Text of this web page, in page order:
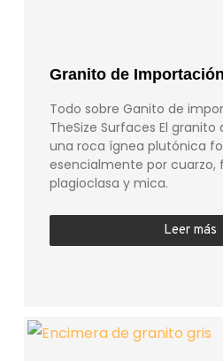
Granito de Importación
Todo sobre Ganito de
TheSize Surfaces El
una roca ígnea plutónica
esencialmente por cuarzo,
plagioclasa y mica.​
Leer más